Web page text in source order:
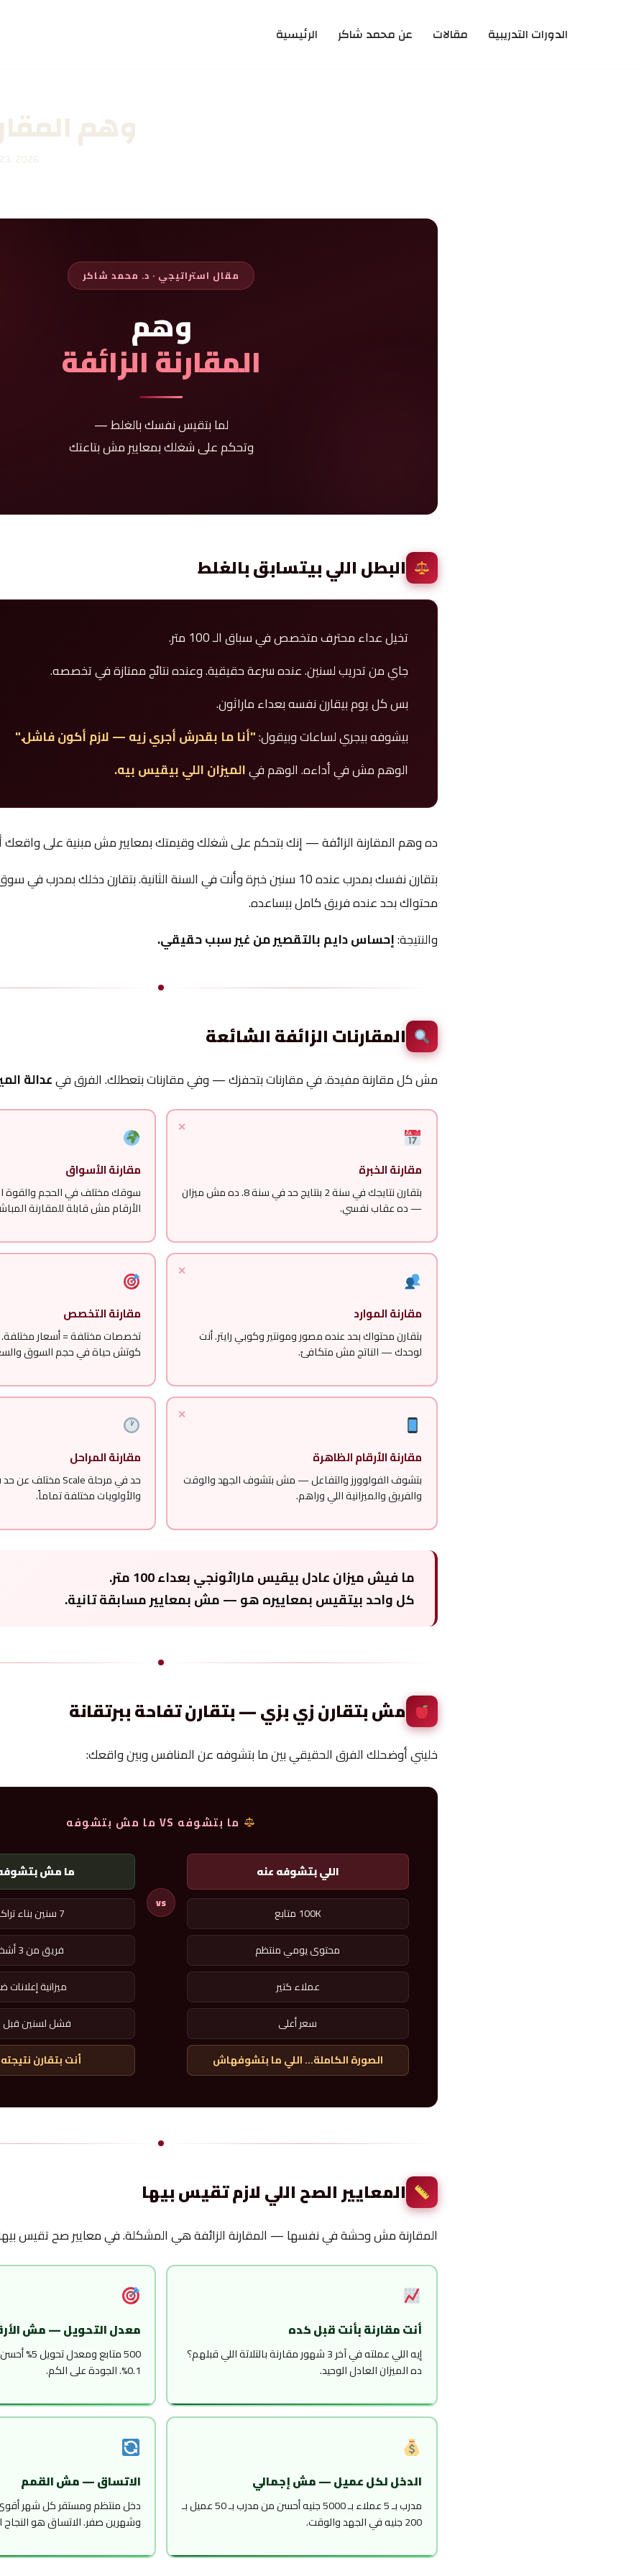
الرئيسية عن محمد شاكر مقالات الدورات التدريبية
وهم
2026
مقال استراتيجي · د. محمد شاكر
وهم
المقارنة الزائفة
لما بتقيس نفسك بالغلط —
وتحكم على شغلك بمعايير مش بتاعتك
البطل اللي بيتسابق بالغلط
تخيل عداء محترف متخصص في سباق الـ 100 متر.
جاي من تدريب لسنين. عنده سرعة حقيقية. وعنده نتائج ممتازة في تخصصه.
بس كل يوم بيقارن نفسه بعداء ماراثون.
بيشوفه بيجري لساعات وبيقول:"أنا ما بقدرش أجري زيه — لازم أكون فاشل."
الوهم مش في أداءه. الوهم فيالميزان اللي بيقيس بيه.
ده وهم المقارنة الزائفة — إنك بتحكم على شغلك وقيمتك بمعايير مش مبنية على واقعك
بتقارن نفسك بمدرب عنده 10 سنين خبرة وأنت في السنة الثانية. بتقارن دخلك
محتواك بحد عنده فريق كامل بيساعده.
والنتيجة:إحساس دايم بالتقصير من غير سبب حقيقي.
المقارنات الزائفة الشائعة
مش كل مقارنة مفيدة. في مقارنات بتحفزك — وفي مقارنات بتعطلك. الفرق فيعدالة
مقارنة الخبرة
بتقارن نتايجك في سنة 2 بنتايج حد في سنة 8. ده مش ميزان
— ده عقاب نفسي.
مقارنة الأسواق
سوقك مختلف في الحجم والقوة
الأرقام مش قابلة للمقارنة
مقارنة الموارد
بتقارن محتواك بحد عنده مصور ومونتير وكوبي رايتر. أنت
لوحدك — الناتج مش متكافئ.
مقارنة التخصص
تخصصات مختلفة = أسعار
كوتش حياة في حجم السوق
مقارنة الأرقام الظاهرة
بتشوف الفولوورز والتفاعل — مش بتشوف الجهد والوقت
والفريق والميزانية اللي وراهم.
مقارنة المراحل
والأولويات مختلفة تماماً.
ما فيش ميزان عادل بيقيس ماراثونجي بعداء 100 متر.
كل واحد بيتقيس بمعاييره هو — مش بمعايير مسابقة تانية.
مش بتقارن زي بزي — بتقارن تفاحة ببرتقانة
خليني أوضحلك الفرق الحقيقي بين ما بتشوفه عن المنافس وبين واقعك:
ما بتشوفه VS ما مش بتشوفه
اللي بتشوفه عنه
100K متابع
محتوى يومي منتظم
عملاء كتير
سعر أعلى
الصورة الكاملة... اللي ما بتشوفهاش
vs
ما مش
7 سنين بناء تراكمي
فريق من 3 أشخاص
ميزانية
فشل لسنين قبل
أنت بتقارن
المعايير الصح اللي لازم تقيس بيها
المقارنة مش وحشة في نفسها — المقارنة الزائفة هي المشكلة. في معايير صح تقيس
أنت مقارنة بأنت قبل كده
إيه اللي عملته في آخر 3 شهور مقارنة بالتلاتة اللي قبلهم؟
ده الميزان العادل الوحيد.
معدل التحويل — مش
0.1%. الجودة على الكم.
الدخل لكل عميل — مش إجمالي
مدرب بـ 5 عملاء بـ 5000 جنيه أحسن من مدرب بـ 50 عميل بـ
200 جنيه في الجهد والوقت.
الاتساق — مش القمم
دخل منتظم ومستقر كل شهر
وشهرين صفر. الاتساق هو